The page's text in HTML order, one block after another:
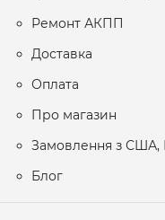
Ремонт АКПП
Доставка
Оплата
Про магазин
Замовлення з США,
Блог